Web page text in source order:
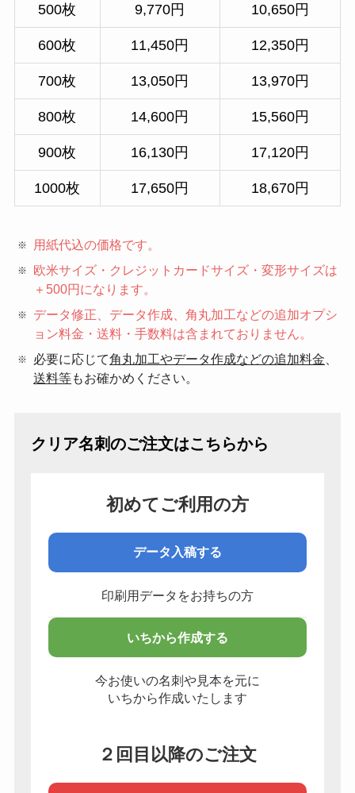
500枚 9,770円 10,650円
600枚 11,450円 12,350円
700枚 13,050円 13,970円
800枚 14,600円 15,560円
900枚 16,130円 17,120円
1000枚 17,650円 18,670円
用紙代込の価格です。
欧米サイズ・クレジットカードサイズ・変形サイズは
＋500円になります。
データ修正、データ作成、角丸加工などの追加オプシ
ョン料金・送料・手数料は含まれておりません。
必要に応じて角丸加工やデータ作成などの追加料金
送料等もお確かめください。
クリア名刺のご注文はこちらから
初めてご利用の方
データ入稿する
印刷用データをお持ちの方
いちから作成する
今お使いの名刺や見本を元に
いちから作成いたします
２回目以降のご注文